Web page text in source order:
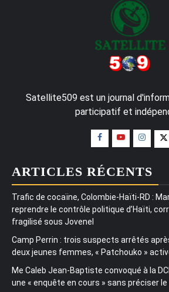
Satellite509 est un journal
participatif et
ARTICLES RÉCENTS
Trafic de cocaïne, Colombie-Haïti-RD :
reprendre le contrôle politique d’Haïti,
fragilisé sous Jovenel
Camp Perrin : trois suspects arrêtés
deux jeunes femmes, « Patchouko »
Me Caleb Jean-Baptiste convoqué à la
une « enquête en cours » sans préciser